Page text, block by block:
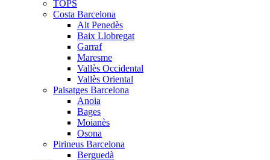
TOPS
Costa Barcelona
Alt Penedès
Baix Llobregat
Garraf
Maresme
Vallès Occidental
Vallès Oriental
Paisatges Barcelona
Anoia
Bages
Moianès
Osona
Pirineus Barcelona
Berguedà